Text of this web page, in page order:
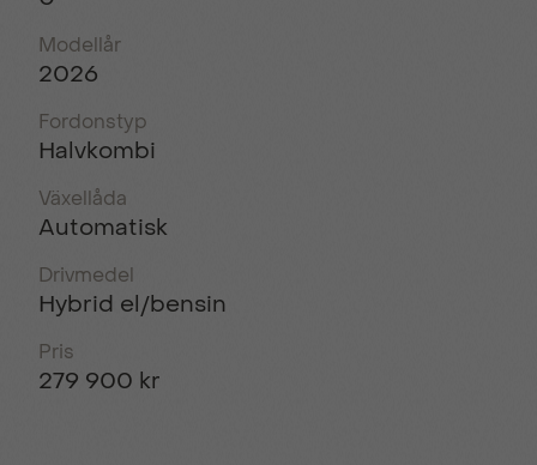
Modellår
2026
Fordonstyp
Halvkombi
Växellåda
Automatisk
Drivmedel
Hybrid el/bensin
Pris
279 900 kr